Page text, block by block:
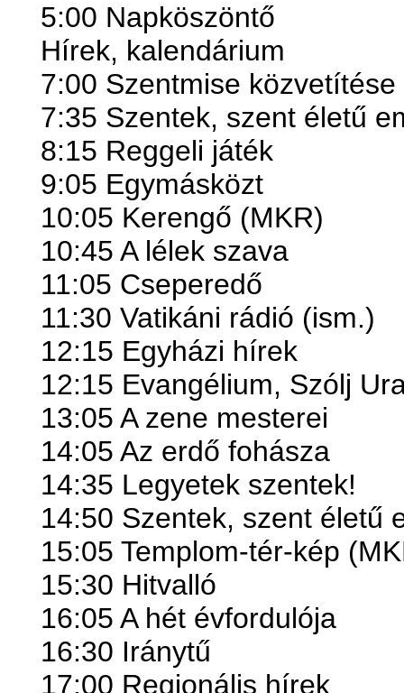
5:00 Napköszöntő
Hírek, kalendárium
7:00 Szentmise közvetítése
7:35 Szentek, szent életű
8:15 Reggeli játék
9:05 Egymásközt
10:05 Kerengő (MKR)
10:45 A lélek szava
11:05 Cseperedő
11:30 Vatikáni rádió (ism.)
12:15 Egyházi hírek
12:15 Evangélium, Szólj
13:05 A zene mesterei
14:05 Az erdő fohásza
14:35 Legyetek szentek!
14:50 Szentek, szent életű
15:05 Templom-tér-kép
15:30 Hitvalló
16:05 A hét évfordulója
16:30 Iránytű
17:00 Regionális hírek